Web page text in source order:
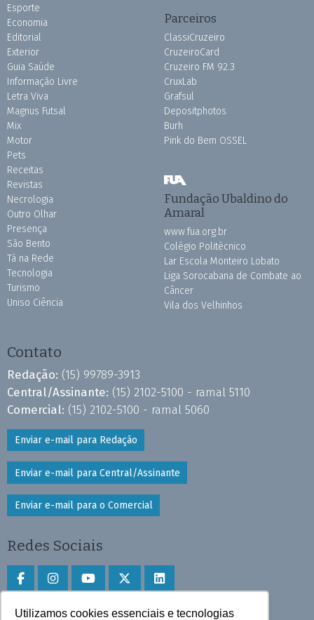
Utilizamos cookies essenciais e tecnologias
Esporte
Economia
Editorial
Exterior
Guia Saúde
Informação Livre
Letra Viva
Magnus Futsal
Mix
Motor
Pets
Receitas
Revistas
Necrologia
Outro Olhar
Presença
São Bento
Tá na Rede
Tecnologia
Turismo
Uniso Ciência
Parceiros
ClassiCruzeiro
CruzeiroCard
Cruzeiro FM 92.3
CruxLab
Grafsul
Depositphotos
Burh
Pink do Bem OSSEL
Fundação Ubaldino do
Amaral
www.fua.org.br
Colégio Politécnico
Lar Escola Monteiro Lobato
Liga Sorocabana de Combate ao
Câncer
Vila dos Velhinhos
Contato
Redação: (15) 99789-3913
Central/Assinante: (15) 2102-5100 - ramal 5110
Comercial: (15) 2102-5100 - ramal 5060
Enviar e-mail para Redação
Enviar e-mail para Central/Assinante
Enviar e-mail para o Comercial
Redes Sociais